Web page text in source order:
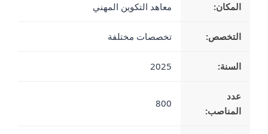
المكان: معاهد التكوين المهني
التخصص: تخصصات مختلفة
السنة: 2025
عدد
المناصب:
800